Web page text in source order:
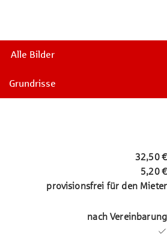
Alle Bilder
Grundrisse
32,50 €
5,20 €
provisionsfrei für den Mieter
nach Vereinbarung